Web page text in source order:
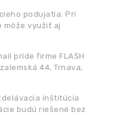
podujatia. Pri
môže využiť aj
príde firme FLASH
44, Trnava,
inštitúcia
budú riešené bez